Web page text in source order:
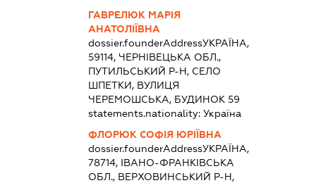
ГАВРЕЛЮК МАРІЯ
АНАТОЛІЇВНА
dossier.founderAddressУКРАЇНА,
59114, ЧЕРНІВЕЦЬКА ОБЛ.,
ПУТИЛЬСЬКИЙ Р-Н, СЕЛО
ШПЕТКИ, ВУЛИЦЯ
ЧЕРЕМОШСЬКА, БУДИНОК 59
statements.nationality: Україна
ФЛОРЮК СОФІЯ ЮРІЇВНА
dossier.founderAddressУКРАЇНА,
78714, ІВАНО-ФРАНКІВСЬКА
ОБЛ., ВЕРХОВИНСЬКИЙ Р-Н,